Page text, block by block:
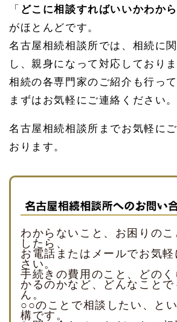
「 どこに相談すればいいかわか
がほとんどです。
名古屋相続相談所では、相続に
し、親身になって対応しておりま
相続の各専門家のご紹介も行っ
まずはお気軽にご連絡ください。
名古屋相続相談所までお気軽に
おります。
わからないこと、お困りのこ
したら、
お電話またはメールでお気
さい。
手続きの費用のこと、どの
かるのかなど、どんなことで
ん。
○○のことで相談したい、と
構です。